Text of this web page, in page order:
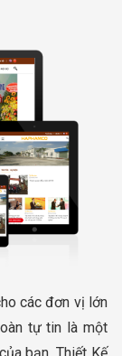
các đơn vị lớn
tự tin là một